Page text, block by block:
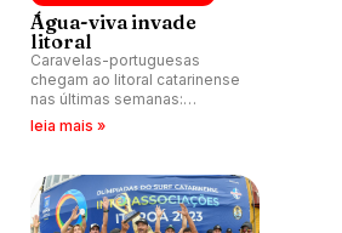
Água-viva invade
litoral
Caravelas-portuguesas
chegam ao litoral catarinense
nas últimas semanas:
Balneário Camboriú, Itajaí,
leia mais »